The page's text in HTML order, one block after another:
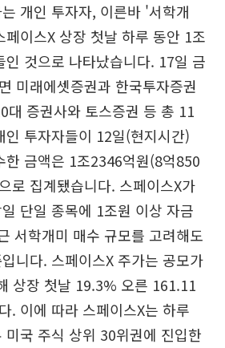
개인 투자자, 이른바 '서학개
이스X 상장 첫날 하루 동안 1조
인 것으로 나타났습니다. 17일 금
미래에셋증권과 한국투자증권
대 증권사와 토스증권 등 총 11
인 투자자들이 12일(현지시간)
한 금액은 1조2346억원(8억850
로 집계됐습니다. 스페이스X가
단일 종목에 1조원 이상 자금
서학개미 매수 규모를 고려해도
니다. 스페이스X 주가는 공모가
상장 첫날 19.3% 오른 161.11
. 이에 따라 스페이스X는 하루
미국 주식 상위 30위권에 진입한